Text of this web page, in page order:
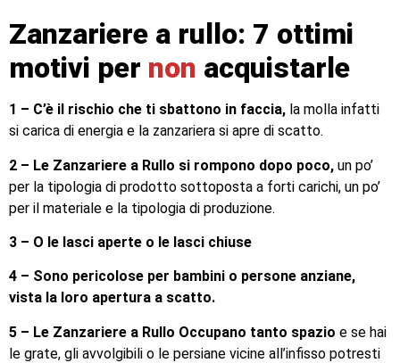
Zanzariere a rullo: 7 ottimi
motivi per non acquistarle
1 – C’è il rischio che ti sbattono in faccia, la molla infatti
si carica di energia e la zanzariera si apre di scatto.
2 – Le Zanzariere a Rullo si rompono dopo poco, un po’
per la tipologia di prodotto sottoposta a forti carichi, un po’
per il materiale e la tipologia di produzione.
3 – O le lasci aperte o le lasci chiuse
4 – Sono pericolose per bambini o persone anziane,
vista la loro apertura a scatto.
5 – Le Zanzariere a Rullo Occupano tanto spazio e se hai
le grate, gli avvolgibili o le persiane vicine all’infisso potresti